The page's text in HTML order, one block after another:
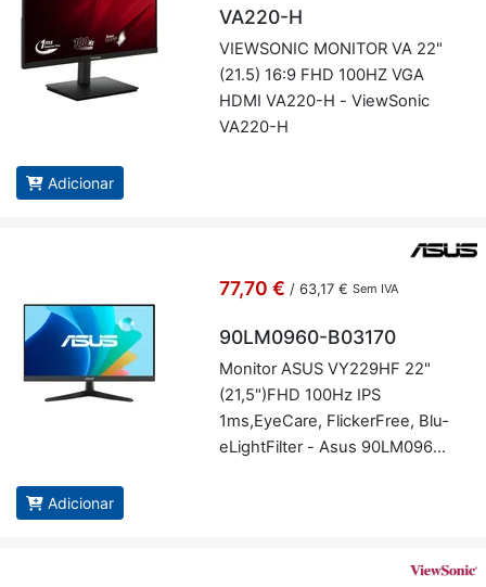
VA220-H
VI­EW­SONIC MO­NITOR VA 22"
(21.5) 16:9 FHD 100HZ VGA
HDMI VA220-H - Vi­ew­Sonic
VA220-H
Adicionar
77,70 € / 63,17 € Sem IVA
90LM0960-B03170
Mo­nitor ASUS VY229HF 22"
(21,5")FHD 100Hz IPS
1ms,Eye­Care, Flic­ker­Free, Blu­
e­Light­Filter - Asus 90LM0960-
Adicionar